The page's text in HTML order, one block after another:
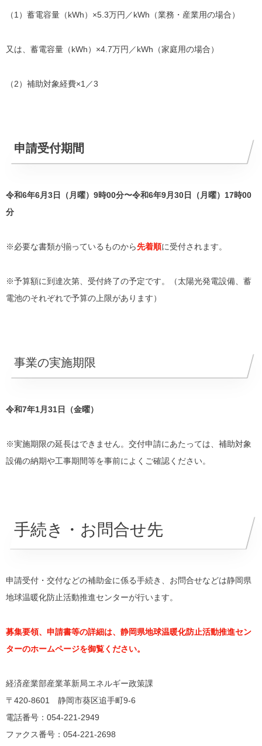
（1）蓄電容量（kWh）×5.3万円／kWh（業務・産業用の場合）
又は、蓄電容量（kWh）×4.7万円／kWh（家庭用の場合）
（2）補助対象経費×1／3
申請受付期間
令和6年6月3日（月曜）9時00分〜令和6年9月30日（月曜）17時00
分
※必要な書類が揃っているものから先着順に受付されます。
※予算額に到達次第、受付終了の予定です。（太陽光発電設備、蓄
電池のそれぞれで予算の上限があります）
事業の実施期限
令和7年1月31日（金曜）
※実施期限の延長はできません。交付申請にあたっては、補助対象
設備の納期や工事期間等を事前によくご確認ください。
手続き・お問合せ先
申請受付・交付などの補助金に係る手続き、お問合せなどは静岡県
地球温暖化防止活動推進センターが行います。
募集要領、申請書等の詳細は、静岡県地球温暖化防止活動推進セン
ターのホームページを御覧ください。
経済産業部産業革新局エネルギー政策課
〒420-8601 静岡市葵区追手町9-6
電話番号：054-221-2949
ファクス番号：054-221-2698